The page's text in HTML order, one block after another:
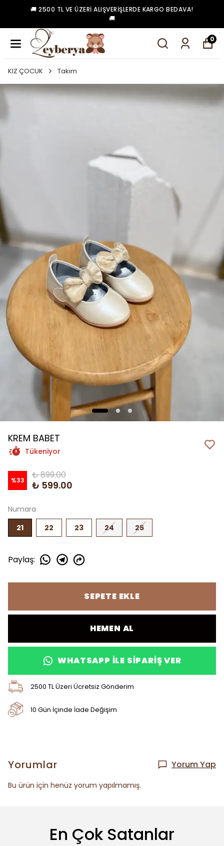
🚚 2500 TL VE ÜZERI ALIŞVERIŞLERDE KARGO BEDAVA!
🚚
0
KIZ ÇOCUK Takım
KREM BABET
Tükeniyor
%33 ₺ 899.00
₺ 599.00
Numara
21
22 23 24 25
Paylaş:
SEPETE EKLE
HEMEN AL
WHATSAPP ILE SIPARIŞ VER
2500 TL Üzeri Ücretsiz Gönderim
10 Gün İçinde İade Değişim
Yorumlar Yorum Yap
Bu ürün için henüz yorum yapılmamış.
En Çok Satanlar